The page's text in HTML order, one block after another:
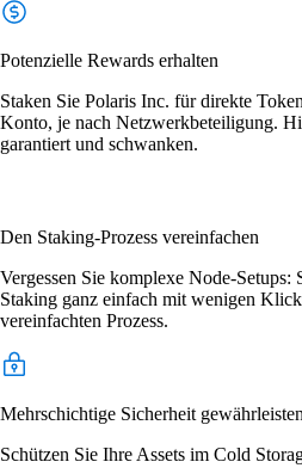
Potenzielle Rewards erhalten
Staken Sie Polaris Inc. für direkte
Konto, je nach Netzwerkbeteiligung.
garantiert und schwanken.
Den Staking-Prozess vereinfachen
Vergessen Sie komplexe Node-Setups:
Staking ganz einfach mit wenigen
vereinfachten Prozess.
Mehrschichtige Sicherheit gewährleisten
Schützen Sie Ihre Assets im Cold